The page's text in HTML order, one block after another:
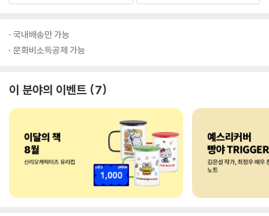
국내배송만 가능
문화비소득공제 가능
이 분야의 이벤트 7